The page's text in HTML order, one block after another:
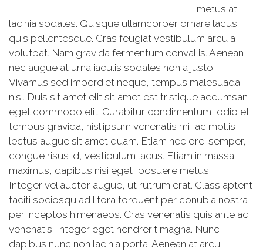
metus at
lacinia sodales. Quisque ullamcorper ornare lacus
quis pellentesque. Cras feugiat vestibulum arcu a
volutpat. Nam gravida fermentum convallis. Aenean
nec augue at urna iaculis sodales non a justo.
Vivamus sed imperdiet neque, tempus malesuada
nisi. Duis sit amet elit sit amet est tristique accumsan
eget commodo elit. Curabitur condimentum, odio et
tempus gravida, nisl ipsum venenatis mi, ac mollis
lectus augue sit amet quam. Etiam nec orci semper,
congue risus id, vestibulum lacus. Etiam in massa
maximus, dapibus nisi eget, posuere metus.
Integer vel auctor augue, ut rutrum erat. Class aptent
taciti sociosqu ad litora torquent per conubia nostra,
per inceptos himenaeos. Cras venenatis quis ante ac
venenatis. Integer eget hendrerit magna. Nunc
dapibus nunc non lacinia porta. Aenean at arcu